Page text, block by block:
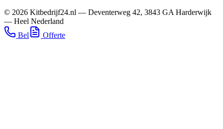
© 2026 Kitbedrijf24.nl — Deventerweg 42, 3843 GA Harderwijk
— Heel Nederland
Bel
Offerte